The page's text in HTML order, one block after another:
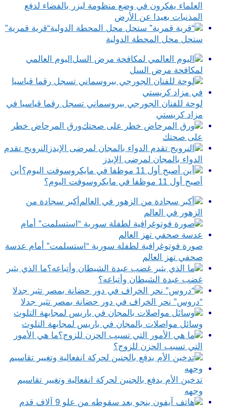
العلماء يفكرون في وضع منظومة ليزر بالفضاء لدفع
المذنبات بعيدا عن الأرض
“قرية قمرية”
ستحل محل المحطة الدولية
اليوم العالمي
لمكافحة مرض السل
لوحة للفنان الجورجي بيروسماني تسجل رقما قياسيا في
مزاد كريستي
ورق المرحاض خطر
على صحتك
النرويج تقدم
الدواء بالمجان لمرضى الإيدز
أين
أصبح أول 11 موظفا في مايكروسوفت اليوم؟
أكبر سجادة من
الزهور في العالم
صورة فوتوغرافية لطفلة سورية “استسلمت” أمام عدسة
صحفي تهز العالم
ما الذي يثير
غضب عبدة الشيطان وأتباعه؟
“دروس” نحر الخراف في دور حضانة بمصر تثير جدلا
وسائل مواصلات بالمجان في باريس لمجابهة التلوث
ما هي الأمور
التي تسبب الحزن للزوج؟
تدخين الأم يدفع بالجنين لحركة انفعالية وتغيير تقاسيم
وجهه